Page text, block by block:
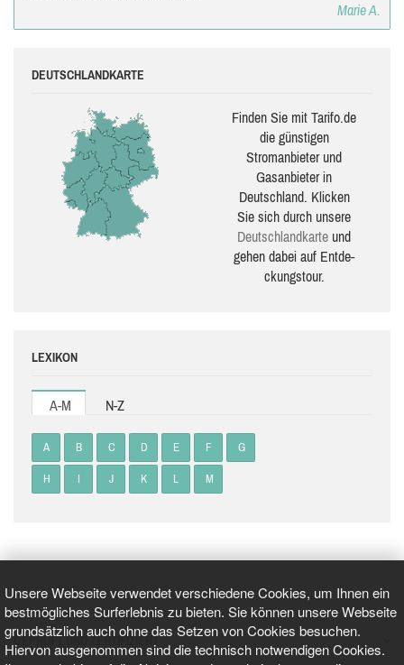
Unsere Webseite verwendet verschiedene Cookies, um Ihnen ein
bestmögliches Surferlebnis zu bieten. Sie können unsere Webseite
grundsätzlich auch ohne das Setzen von Cookies besuchen.
Hiervon ausgenommen sind die technisch notwendigen Cookies.
Marie A.
DEUTSCHLANDKARTE
Finden Sie mit Tarifo.de
die güns­ti­gen
Stromanbieter und
Gasanbieter in
Deutschland. Klicken
Sie sich durch unsere
Deutsch­land­karte und
gehen dabei auf Ent­de­
ckungs­tour.
LEXIKON
A-M N-Z
A B C D E F G
H I J K L M
GEPRÜFT UND ZERTIFIZIERT